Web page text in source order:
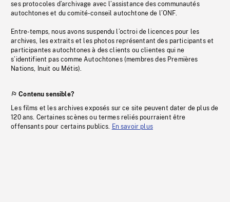
ses protocoles d’archivage avec l’assistance des communautés
autochtones et du comité-conseil autochtone de l’ONF.
Entre-temps, nous avons suspendu l’octroi de licences pour les
archives, les extraits et les photos représentant des participants et
participantes autochtones à des clients ou clientes qui ne
s’identifient pas comme Autochtones (membres des Premières
Nations, Inuit ou Métis).
Contenu sensible?
Les films et les archives exposés sur ce site peuvent dater de plus de
120 ans. Certaines scènes ou termes reliés pourraient être
offensants pour certains publics. En savoir plus